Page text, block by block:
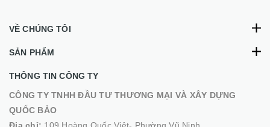
VỀ CHÚNG TÔI
SẢN PHẨM
THÔNG TIN CÔNG TY
CÔNG TY TNHH ĐẦU TƯ THƯƠNG MẠI VÀ XÂY DỰNG
QUỐC BẢO